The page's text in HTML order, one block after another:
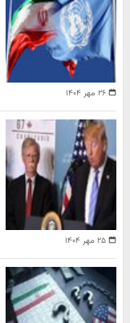
۲۶ مهر ۱۴۰۴
۲۵ مهر ۱۴۰۴